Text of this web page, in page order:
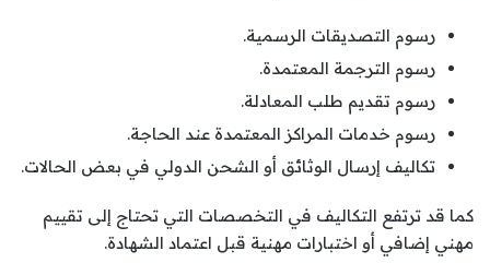
رسوم التصديقات الرسمية.
رسوم الترجمة المعتمدة.
رسوم تقديم طلب المعادلة.
رسوم خدمات المراكز المعتمدة عند الحاجة.
تكاليف إرسال الوثائق أو الشحن الدولي في بعض الحالات.
كما قد ترتفع التكاليف في التخصصات التي تحتاج إلى تقييم
مهني إضافي أو اختبارات مهنية قبل اعتماد الشهادة.